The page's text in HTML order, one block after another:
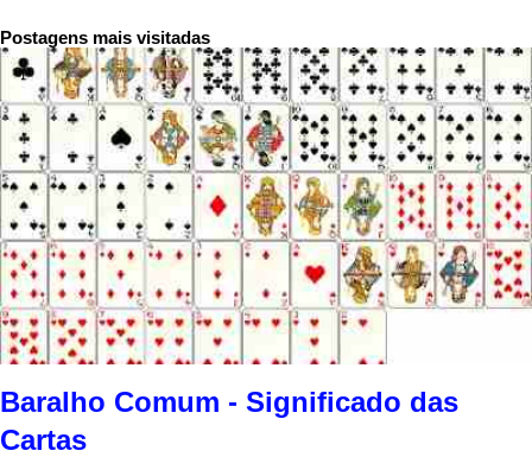
Postagens mais visitadas
Baralho Comum - Significado das
Cartas